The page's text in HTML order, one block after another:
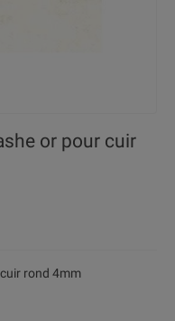
or pour cuir
rond 4mm